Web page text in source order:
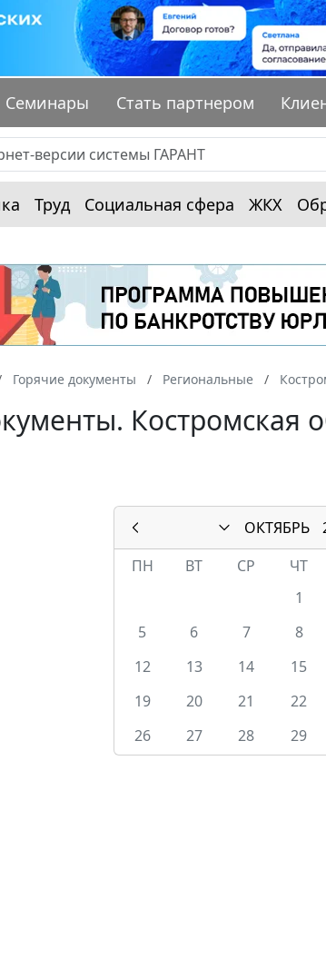
Семинары Стать партнером
Труд Социальная сфера ЖКХ
Горячие документы Региональные
Костромская
ОКТЯБРЬ
ПН
ВТ СР ЧТ
1
5
6 7 8
12
13 14 15
19
20 21 22
26
27 28 29